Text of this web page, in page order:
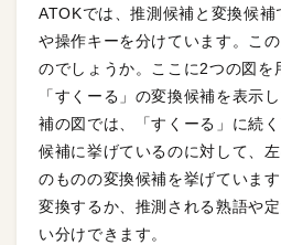
ATOKでは、推測候補と変換候
や操作キーを分けています。こ
のでしょうか。ここに2つの図を
「すくーる」の変換候補を表示
補の図では、「すくーる」に続
候補に挙げているのに対して、
のものの変換候補を挙げていま
変換するか、推測される熟語や
い分けできます。